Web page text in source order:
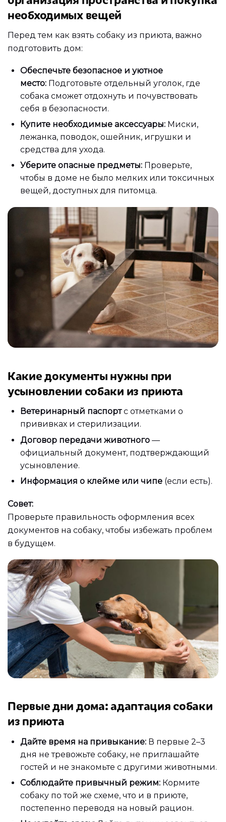
необходимых вещей
Перед тем как взять собаку из приюта, важно
подготовить дом:
Обеспечьте безопасное и уютное
место: Подготовьте отдельный уголок, где
собака сможет отдохнуть и почувствовать
себя в безопасности.
Купите необходимые аксессуары: Миски,
лежанка, поводок, ошейник, игрушки и
средства для ухода.
Уберите опасные предметы: Проверьте,
чтобы в доме не было мелких или токсичных
вещей, доступных для питомца.
Какие документы нужны при
усыновлении собаки из приюта
Ветеринарный паспортс отметками о
прививках и стерилизации.
Договор передачи животного —
официальный документ, подтверждающий
усыновление.
Информация о клейме или чипе (если есть).
Совет:
Проверьте правильность оформления всех
документов на собаку, чтобы избежать проблем
в будущем.
Первые дни дома: адаптация собаки
из приюта
Дайте время на привыкание: В первые 2–3
дня не тревожьте собаку, не приглашайте
гостей и не знакомьте с другими животными.
Соблюдайте привычный режим: Кормите
собаку по той же схеме, что и в приюте,
постепенно переводя на новый рацион.